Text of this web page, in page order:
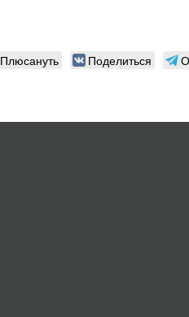
Плюсануть Поделиться